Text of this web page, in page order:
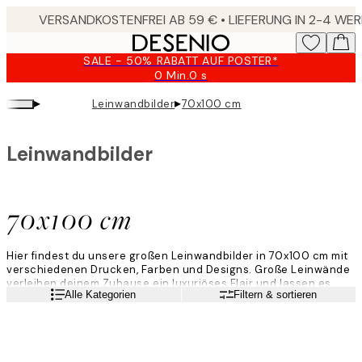
SALE - 50% RABATT AUF POSTER*
0 Min.0 s
Gültig
bis:
2026-
▸ Leinwandbilder▸70x100 cm
70x100 cm
Leinwandbilder
Hier findest du unsere großen Leinwandbilder in 70x100 cm mit
verschiedenen Drucken, Farben und Designs. Große Leinwände
verleihen deinem Zuhause ein luxuriöses Flair und lassen es
moderner wirken. Entdecke deine Lieblings-Leinwandbilder hier
WeiterlesenAlle Kategorien Filtern & sortieren